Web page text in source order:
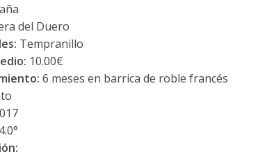
del Duero
Tempranillo
10.00€
6 meses en barrica de roble francés